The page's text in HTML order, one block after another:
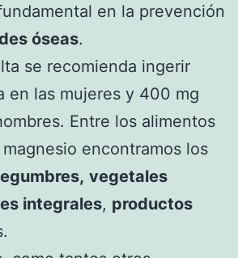
en la prevención
óseas.
se recomienda ingerir
en las mujeres y 400 mg
Entre los alimentos
encontramos los
vegetales
integrales, productos